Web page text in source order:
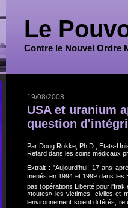
Le
Contre le Nouvel Ordre
19/08/2008
USA et uranium
question
Par Doug Rokke, Ph.D., Etats-
Retard dans les soins médicaux
Extrait : "Aujourd'hui, 17 ans
menés en 1994 et 1999 dans les
pas (opérations Liberté pour l'Irak
«toutes» les victimes, civiles et
lenvironnement soient différés,